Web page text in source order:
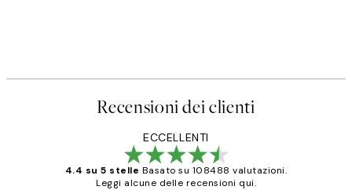
Recensioni dei clienti
ECCELLENTI
4.4 su 5 stelle Basato su 108488 valutazioni.
Leggi alcune delle recensioni qui.